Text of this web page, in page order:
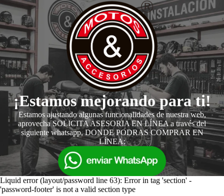
¡Estamos mejorando para ti!
Estamos ajustando algunas funcionalidades de nuestra web,
aprovecha SOLICITA ASESORIA EN LÍNEA a través del
siguiente whatsapp, DONDE PODRAS COMPRAR EN
LÍNEA:
Liquid error (layout/password line 63): Error in tag 'section' -
'password-footer' is not a valid section type